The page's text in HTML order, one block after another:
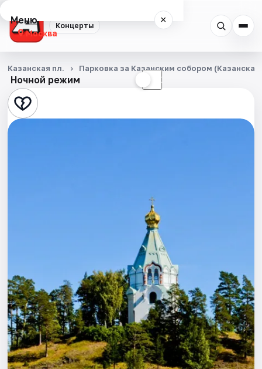
Концерты
Меню ×
Москва
Концерты
Города
Ночной режим ☾
Казанская пл. Парковка за Казанским собором (Казанская